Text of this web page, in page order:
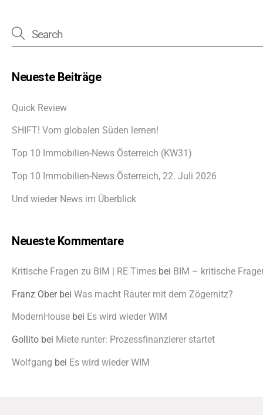
Neueste Beiträge
Quick Review
SHIFT! Vom globalen Süden lernen!
Top 10 Immobilien-News Österreich (KW31)
Top 10 Immobilien-News Österreich, 22. Juli 2026
Und wieder News im Überblick
Neueste Kommentare
Kritische Fragen zu BIM | RE Times bei BIM – kritische
Franz Oberbei Was macht Rauter mit dem Zögernitz?
ModernHouse bei Es wird wieder WIM
Gollito bei Miete runter: Prozessfinanzierer startet
Wolfgang bei Es wird wieder WIM